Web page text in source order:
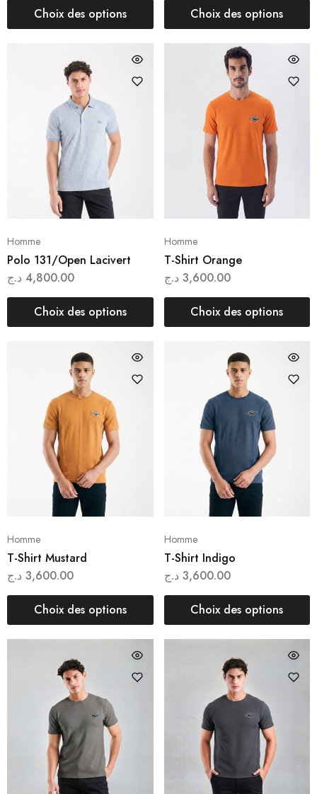
Choix des options Choix des options
Homme
Polo 131/Open Lacivert
4,800.00 د.ج
Choix des options
Homme
T-Shirt Orange
3,600.00 د.ج
Choix des options
Homme
T-Shirt Mustard
3,600.00 د.ج
Choix des options
Homme
T-Shirt Indigo
3,600.00 د.ج
Choix des options